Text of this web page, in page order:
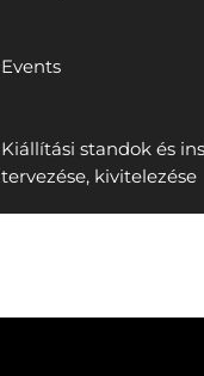
Events
Kiállítási standok és
tervezése, kivitelezése